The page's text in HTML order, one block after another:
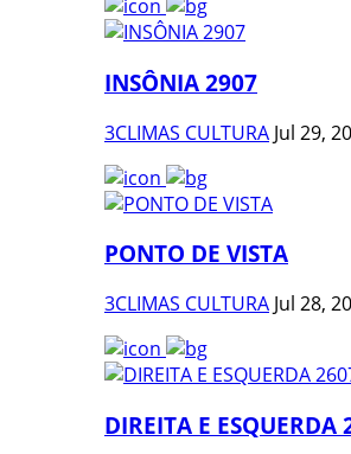
INSÔNIA 2907
3CLIMAS CULTURA Jul 29,
PONTO DE VISTA
3CLIMAS CULTURA Jul 28,
DIREITA E ESQUERDA